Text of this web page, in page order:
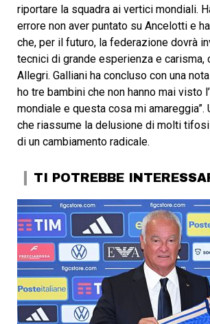
riportare la squadra ai vertici mondiali.
errore non aver puntato su Ancelotti e
che, per il futuro, la federazione dovrà
tecnici di grande esperienza e carisma,
Allegri. Galliani ha concluso con una
ho tre bambini che non hanno mai visto
mondiale e questa cosa mi amareggia”.
che riassume la delusione di molti
di un cambiamento radicale.
TI POTREBBE